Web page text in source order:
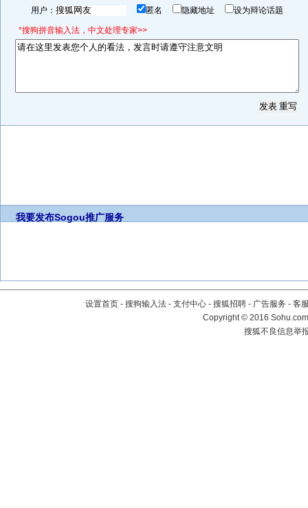
用户： 匿名 隐藏地址 设为辩论话题
*搜狗拼音输入法，中文处理专家>>
我要发布Sogou推广服务
设置首页 - 搜狗输入法 - 支付中心 - 搜狐招聘 - 广告服务 - 客
Copyright©2016
搜狐不良信息举